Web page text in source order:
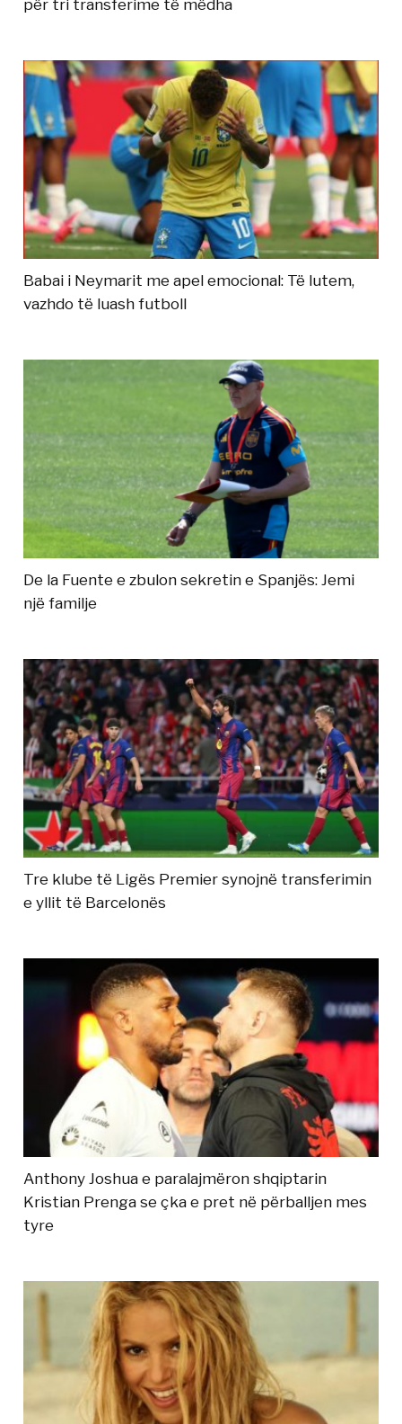
për tri transferime të mëdha
Babai i Neymarit me apel emocional: Të lutem,
vazhdo të luash futboll
De la Fuente e zbulon sekretin e Spanjës: Jemi
një familje
Tre klube të Ligës Premier synojnë transferimin
e yllit të Barcelonës
Anthony Joshua e paralajmëron shqiptarin
Kristian Prenga se çka e pret në përballjen mes
tyre